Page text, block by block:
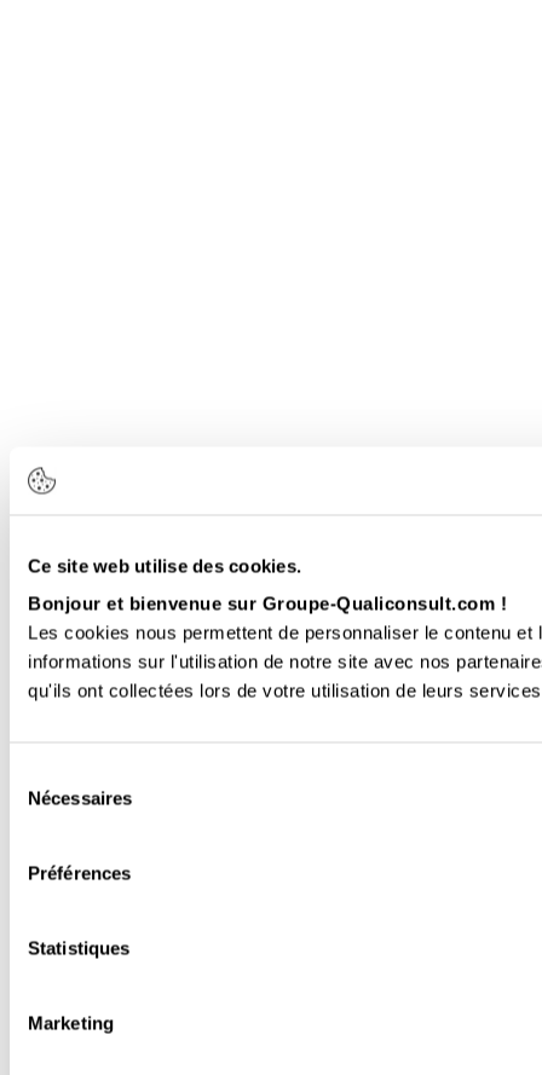
Ce site web utilise des cookies.
Bonjour et bienvenue sur Groupe-Qualiconsult.com !
Les cookies nous permettent de personnaliser le contenu
informations sur l'utilisation de notre site avec nos
qu'ils ont collectées lors de votre utilisation de leurs
Nécessaires
Préférences
Statistiques
Marketing